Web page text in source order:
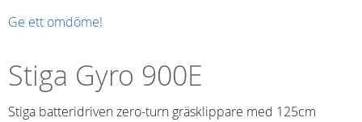
Ge ett omdöme!
Stiga Gyro 900E
Stiga batteridriven zero-turn gräsklippare med 125cm